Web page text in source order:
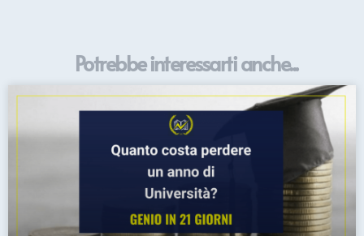
Potrebbe interessarti anche...